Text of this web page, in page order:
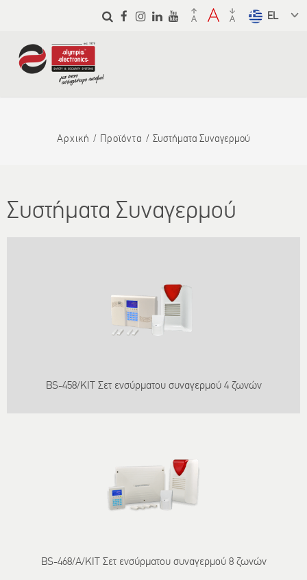
Παράκαμψη
προς το
Αρχική Προϊόντα Συστήματα Συναγερμού
Συστήματα Συναγερμού
BS-458/KIT Σετ ενσύρματου συναγερμού 4 ζωνών
BS-468/A/KIT Σετ ενσύρματου συναγερμού 8 ζωνών